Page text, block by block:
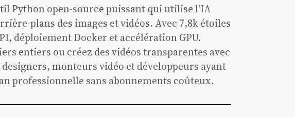
Python open-source puissant qui utilise l'IA
plans des images et vidéos. Avec 7,8k étoiles
déploiement Docker et accélération GPU.
entiers ou créez des vidéos transparentes avec
monteurs vidéo et développeurs ayant
professionnelle sans abonnements coûteux.